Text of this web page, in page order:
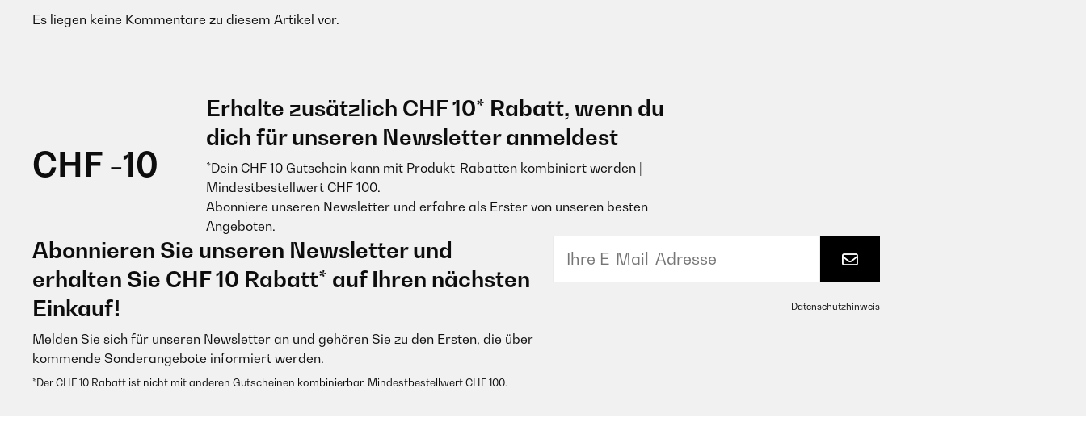
Es liegen keine Kommentare zu diesem Artikel vor.
CHF -10
Erhalte zusätzlich CHF 10* Rabatt, wenn du
dich für unseren Newsletter anmeldest
*Dein CHF 10 Gutschein kann mit Produkt-Rabatten kombiniert werden |
Mindestbestellwert CHF 100.
Abonniere unseren Newsletter und erfahre als Erster von unseren besten
Angeboten.
Abonnieren Sie unseren Newsletter und
erhalten Sie CHF 10 Rabatt* auf Ihren nächsten
Einkauf!
Melden Sie sich für unseren Newsletter an und gehören Sie zu den Ersten, die über
kommende Sonderangebote informiert werden.
*Der CHF 10 Rabatt ist nicht mit anderen Gutscheinen kombinierbar. Mindestbestellwert CHF 100.
Datenschutzhinweis